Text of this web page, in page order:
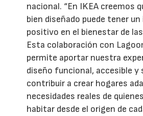
nacional. “En IKEA creemos
bien diseñado puede tener
positivo en el bienestar de
Esta colaboración con
permite aportar nuestra
diseño funcional, accesible y
contribuir a crear hogares
necesidades reales de
habitar desde el origen de